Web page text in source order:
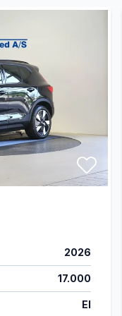
2026
17.000
El